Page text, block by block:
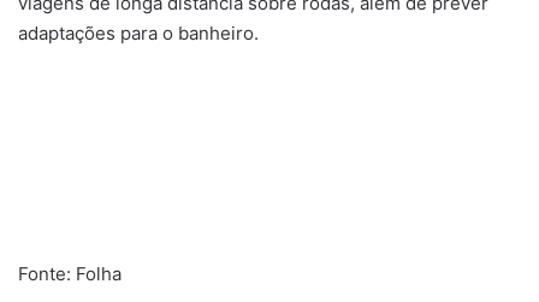
adaptações para o banheiro.
Fonte: Folha